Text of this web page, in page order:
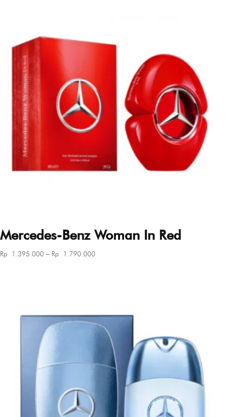
Mercedes-Benz Woman In Red
Rp 1.395.000 – Rp 1.790.000Price